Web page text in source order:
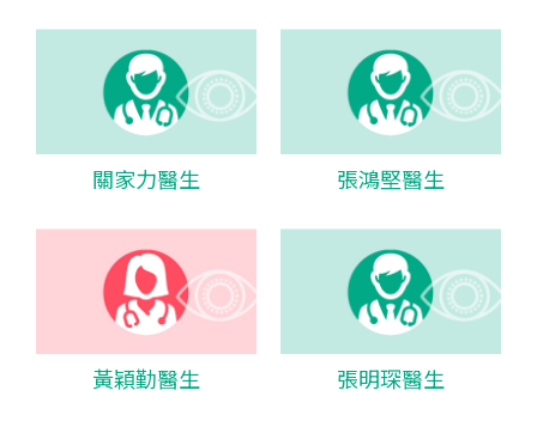
關家力醫生 張鴻堅醫生
黃穎勤醫生 張明琛醫生